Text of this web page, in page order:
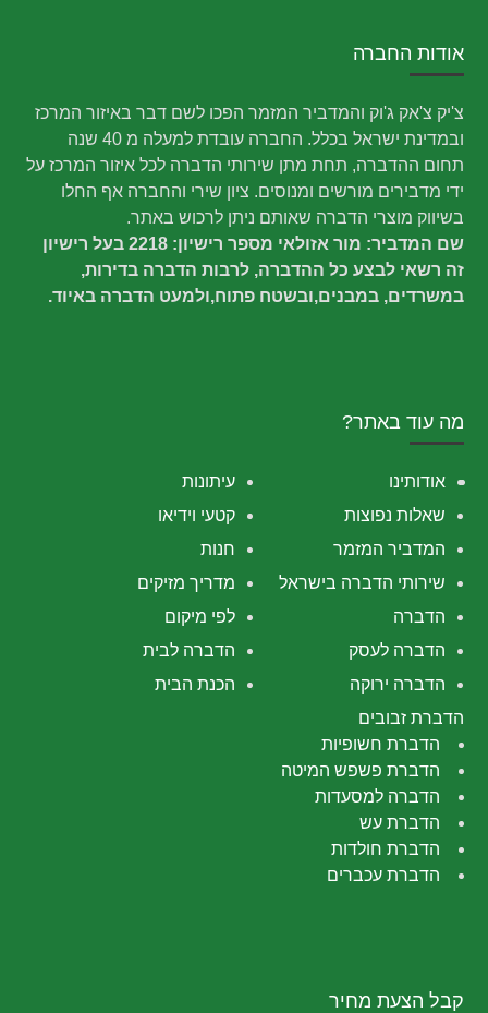
אודות החברה
צ'יק צ'אק ג'וק והמדביר המזמר הפכו לשם דבר באיזור המרכז
ובמדינת ישראל בכלל. החברה עובדת למעלה מ 40 שנה
תחום ההדברה, תחת מתן שירותי הדברה לכל איזור המרכז על
ידי מדבירים מורשים ומנוסים. ציון שירי והחברה אף החלו
בשיווק מוצרי הדברה שאותם ניתן לרכוש באתר.
שם המדביר: מור אזולאי מספר רישיון: 2218 בעל רישיון
זה רשאי לבצע כל ההדברה, לרבות הדברה בדירות,
במשרדים, במבנים,ובשטח פתוח,ולמעט הדברה באיוד.
מה עוד באתר?
עיתונות
אודותינו
קטעי וידיאו
שאלות נפוצות
חנות
המדביר המזמר
מדריך מזיקים
שירותי הדברה בישראל
לפי מיקום
הדברה
הדברה לבית
הדברה לעסק
הכנת הבית
הדברה ירוקה
הדברת זבובים
הדברת חשופיות
הדברת פשפש המיטה
הדברה למסעדות
הדברת עש
הדברת חולדות
הדברת עכברים
קבל הצעת מחיר